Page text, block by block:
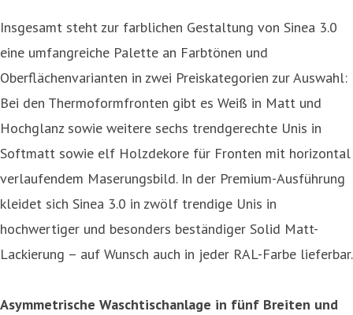
Insgesamt steht zur farblichen Gestaltung von Sinea 3.0
eine umfangreiche Palette an Farbtönen und
Oberflächenvarianten in zwei Preiskategorien zur Auswahl:
Bei den Thermoformfronten gibt es Weiß in Matt und
Hochglanz sowie weitere sechs trendgerechte Unis in
Softmatt sowie elf Holzdekore für Fronten mit horizontal
verlaufendem Maserungsbild. In der Premium-Ausführung
kleidet sich Sinea 3.0 in zwölf trendige Unis in
hochwertiger und besonders beständiger Solid Matt-
Lackierung – auf Wunsch auch in jeder RAL-Farbe lieferbar.
Asymmetrische Waschtischanlage in fünf Breiten und